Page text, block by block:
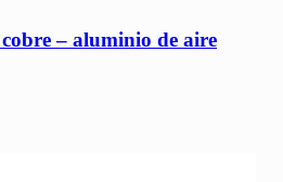
– aluminio de aire